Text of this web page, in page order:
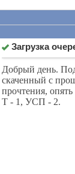
Загрузка
Добрый день.
скаченный с
прочтения,
Т - 1, УСП - 2.